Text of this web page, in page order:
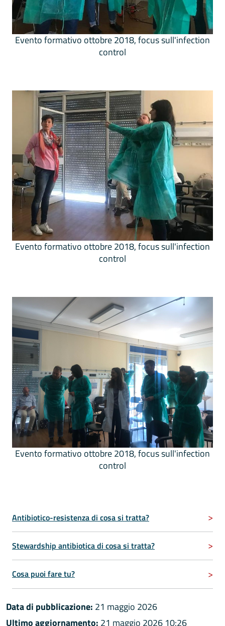
Evento formativo ottobre 2018, focus sull'infection
control
Evento formativo ottobre 2018, focus sull'infection
control
Evento formativo ottobre 2018, focus sull'infection
control
Antibiotico-resistenza di cosa si tratta?
Stewardship antibiotica di cosa si tratta?
Cosa puoi fare tu?
Data di pubblicazione: 21 maggio 2026
Ultimo aggiornamento: 21 maggio 2026 10:26